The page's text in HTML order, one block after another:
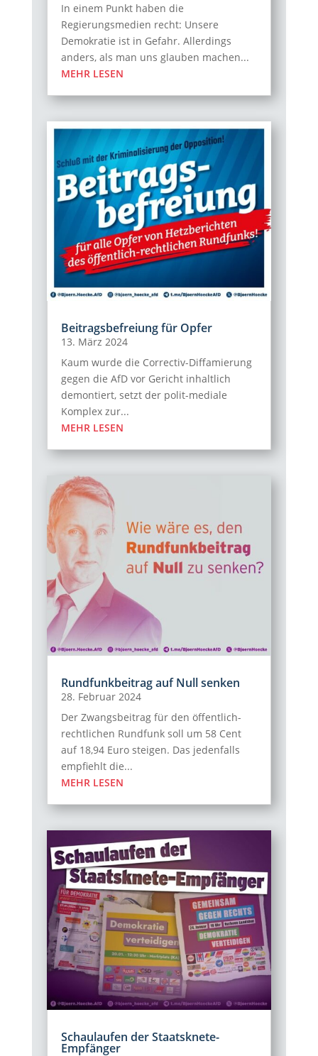
In einem Punkt haben die
Regierungsmedien recht: Unsere
Demokratie ist in Gefahr. Allerdings
anders, als man uns glauben machen...
MEHR LESEN
Beitragsbefreiung für Opfer
13. März 2024
Kaum wurde die Correctiv-Diffamierung
gegen die AfD vor Gericht inhaltlich
demontiert, setzt der polit-mediale
Komplex zur...
MEHR LESEN
Rundfunkbeitrag auf Null senken
28. Februar 2024
Der Zwangsbeitrag für den öffentlich-
rechtlichen Rundfunk soll um 58 Cent
auf 18,94 Euro steigen. Das jedenfalls
empfiehlt die...
MEHR LESEN
Schaulaufen der Staatsknete-
Empfänger